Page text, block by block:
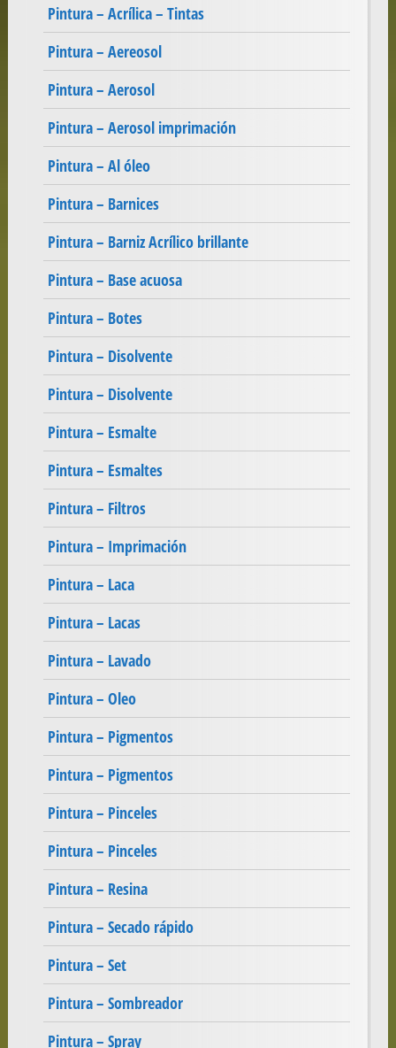
Pintura – Acrílica – Tintas
Pintura – Aereosol
Pintura – Aerosol
Pintura – Aerosol imprimación
Pintura – Al óleo
Pintura – Barnices
Pintura – Barniz Acrílico brillante
Pintura – Base acuosa
Pintura – Botes
Pintura – Disolvente
Pintura – Disolvente
Pintura – Esmalte
Pintura – Esmaltes
Pintura – Filtros
Pintura – Imprimación
Pintura – Laca
Pintura – Lacas
Pintura – Lavado
Pintura – Oleo
Pintura – Pigmentos
Pintura – Pigmentos
Pintura – Pinceles
Pintura – Pinceles
Pintura – Resina
Pintura – Secado rápido
Pintura – Set
Pintura – Sombreador
Pintura – Spray